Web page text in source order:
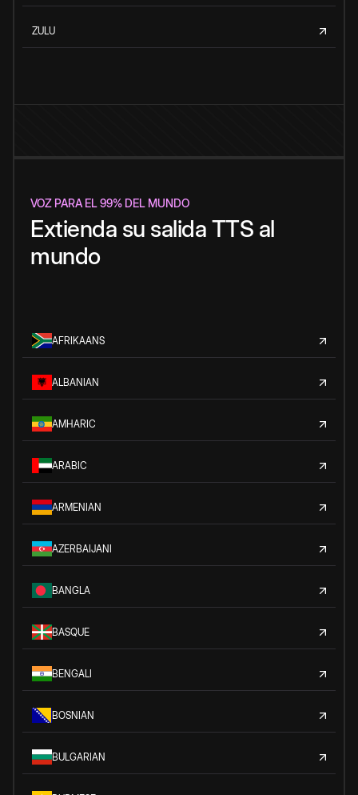
ZULU
VOZ PARA EL 99% DEL MUNDO
Extienda su salida TTS al
mundo
AFRIKAANS
ALBANIAN
AMHARIC
ARABIC
ARMENIAN
AZERBAIJANI
BANGLA
BASQUE
BENGALI
BOSNIAN
BULGARIAN